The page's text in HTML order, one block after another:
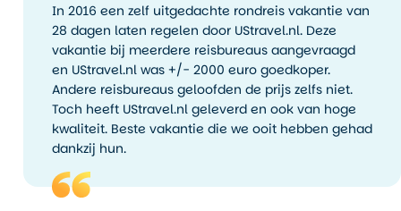
zonder wachttijden te
bezoeken. Je hebt overdag
temperaturen rond de12 tot
18 graden, en de lucht is
vaak strakblauw. Het is ook
het seizoen van lokale
oogstmarkten, bierfestivals
en wandelingen in
herfstzonlicht.
winter is… koud. En dat
In 2016 een zelf uitgedachte rondreis vakantie van
28 dagen laten regelen door UStravel.nl. Deze
vakantie bij meerdere reisbureaus aangevraagd
en UStravel.nl was +/- 2000 euro goedkoper.
Andere reisbureaus geloofden de prijs zelfs niet.
Toch heeft UStravel.nl geleverd en ook van hoge
kwaliteit. Beste vakantie die we ooit hebben gehad
dankzij hun.